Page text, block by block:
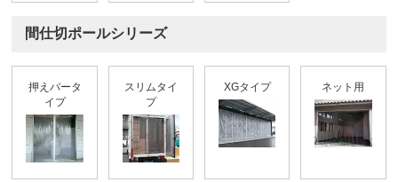
間仕切ポールシリーズ
押えバータ
イプ
スリムタイ
プ
XGタイプ ネット用